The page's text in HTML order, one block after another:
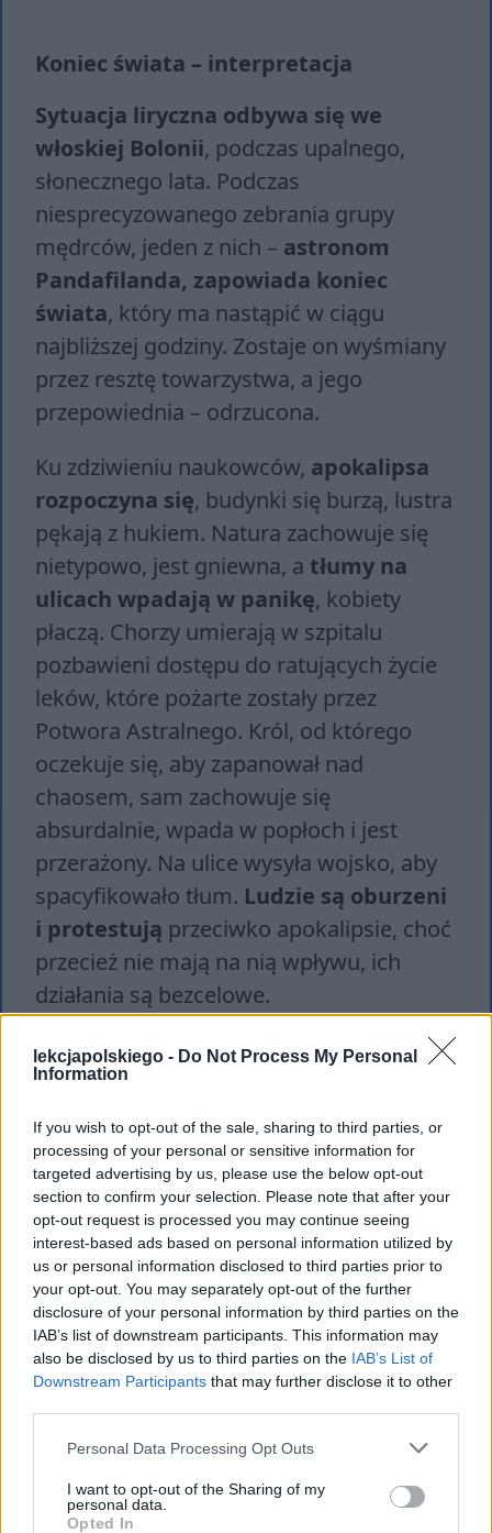
lekcjapolskiego - Do Not Process My Personal
Information
If you wish to opt-out of the sale, sharing to third parties, or
processing of your personal or sensitive information for
targeted advertising by us, please use the below opt-out
section to confirm your selection. Please note that after your
opt-out request is processed you may continue seeing
interest-based ads based on personal information utilized by
us or personal information disclosed to third parties prior to
your opt-out. You may separately opt-out of the further
disclosure of your personal information by third parties on the
IAB’s list of downstream participants. This information may
also be disclosed by us to third parties on the IAB’s List of
Downstream Participants that may further disclose it to other
Personal Data Processing Opt Outs
I want to opt-out of the Sharing of my
personal data.
Opted In
Koniec świata – interpretacja
Sytuacja liryczna odbywa się we
włoskiej Bolonii, podczas upalnego,
słonecznego lata. Podczas
niesprecyzowanego zebrania grupy
mędrców, jeden z nich – astronom
Pandafilanda, zapowiada koniec
świata, który ma nastąpić w ciągu
najbliższej godziny. Zostaje on wyśmiany
przez resztę towarzystwa, a jego
przepowiednia – odrzucona.
Ku zdziwieniu naukowców, apokalipsa
rozpoczyna się, budynki się burzą, lustra
pękają z hukiem. Natura zachowuje się
nietypowo, jest gniewna, a tłumy na
ulicach wpadają w panikę, kobiety
płaczą. Chorzy umierają w szpitalu
pozbawieni dostępu do ratujących życie
leków, które pożarte zostały przez
Potwora Astralnego. Król, od którego
oczekuje się, aby zapanował nad
chaosem, sam zachowuje się
absurdalnie, wpada w popłoch i jest
przerażony. Na ulice wysyła wojsko, aby
spacyfikowało tłum. Ludzie są oburzeni
i protestują przeciwko apokalipsie, choć
przecież nie mają na nią wpływu, ich
działania są bezcelowe.
Z opisaną paniką kontrastuje zgoła
odmienne zachowanie studentów, którzy
niczym się nie przejmują i nadal
przesiadują w barach, śpiewając oraz
tworząc poezję. Podobnie postępuje
cieśla, który spokojnie wykonuje swoją
pracę, a także artyści, podziwiający
inspirujące pejzaże przerażonego
proletariatu. Osoby te skupiają się na
zadaniach do wykonania, nie walczą z
przeznaczeniem, powstrzymują się od
działań pozbawionych jakiegokolwiek
sensu. Podmiot liryczny nie poddaje ich
surowej krytyce, docenia ich
zaangażowanie oraz opanowanie.